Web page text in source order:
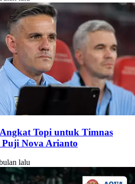
Topi untuk Timnas
Puji Nova Arianto
lalu